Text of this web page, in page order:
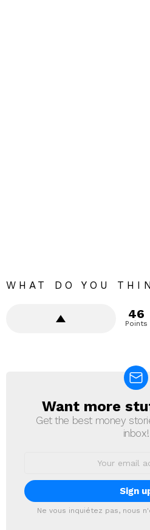
WHAT DO YOU
46
Points
NEWSLETTER
Want more
Get the best money
inbox!
Ne vous inquiétez pas, nous